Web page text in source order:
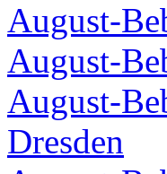
August-
August-
August-
Dresden